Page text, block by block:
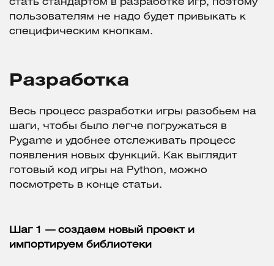
стать стандартом в разработке игр, поэтому
пользователям не надо будет привыкать к
специфическим кнопкам.
Разработка
Весь процесс разработки игры разобьем на
шаги, чтобы было легче погружаться в
Pygame и удобнее отслеживать процесс
появления новых функций. Как выглядит
готовый код игры на Python, можно
посмотреть в конце статьи.
Шаг 1 — создаем новый проект и
импортируем библиотеки